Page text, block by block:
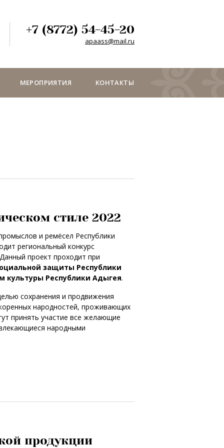
+7 (8772) 54-45-20
apaass@mail.ru
МЕРОПРИЯТИЯ КОНТАКТЫ
стиле 2022
и ремёсел Республики
региональный конкурс
проект проходит при
защиты Республики
культуры Республики Адыгея.
сохранения и продвижения
народностей, проживающих
принять участие все желающие
народными
продукции